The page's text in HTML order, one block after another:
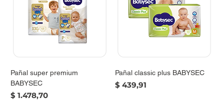
Pañal super premium
BABYSEC
Precio
$ 1.478,70
Pañal classic plus BABYSEC
Precio
$ 439,91